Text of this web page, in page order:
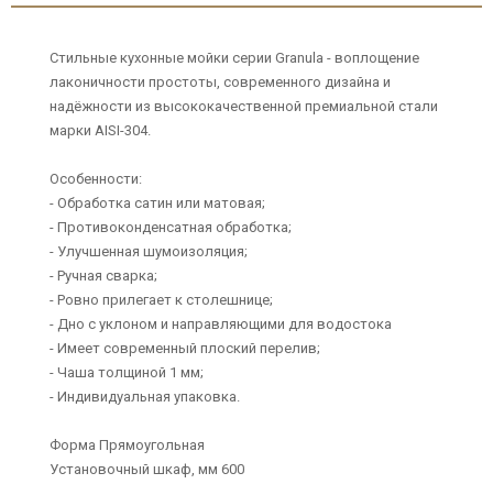
Стильные кухонные мойки серии Granula - воплощение
лаконичности простоты, современного дизайна и
надёжности из высококачественной премиальной стали
марки AISI-304.
Особенности:
- Обработка сатин или матовая;
- Противоконденсатная обработка;
- Улучшенная шумоизоляция;
- Ручная сварка;
- Ровно прилегает к столешнице;
- Дно с уклоном и направляющими для водостока
- Имеет современный плоский перелив;
- Чаша толщиной 1 мм;
- Индивидуальная упаковка.
Форма Прямоугольная
Установочный шкаф, мм 600